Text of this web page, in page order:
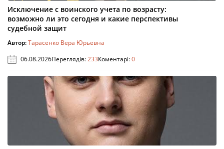
Исключение с воинского учета по возрасту:
возможно ли это сегодня и какие перспективы
судебной защит
Автор:Тарасенко Вера Юрьевна
06.08.2026Переглядів:233Коментарі:0